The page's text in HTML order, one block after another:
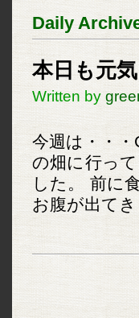
Daily
本日も元
Written by
今週は・・
の畑に行っ
した。 前に
お腹が出て